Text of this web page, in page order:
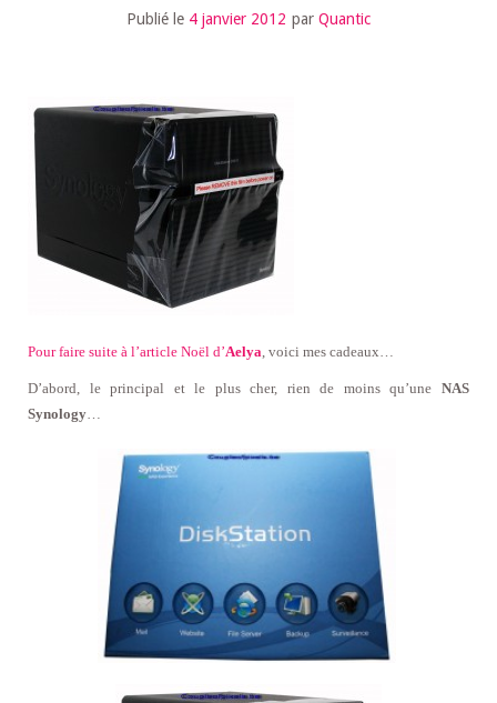
Publié le 4 janvier 2012 par Quantic
Pour faire suite à l’article Noël d’Aelya, voici mes cadeaux…
D’abord, le principal et le plus cher, rien de moins qu’une NAS
Synology…